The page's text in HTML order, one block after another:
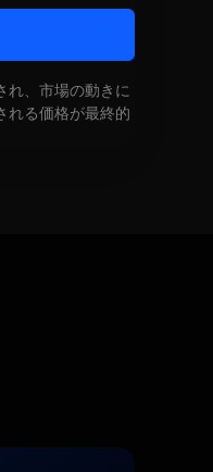
れ、市場の動きに
れる価格が最終的